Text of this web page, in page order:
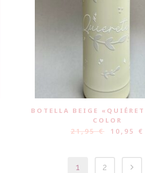
BOTELLA BEIGE
COLOR
21,95€ 10,95 €
1 2